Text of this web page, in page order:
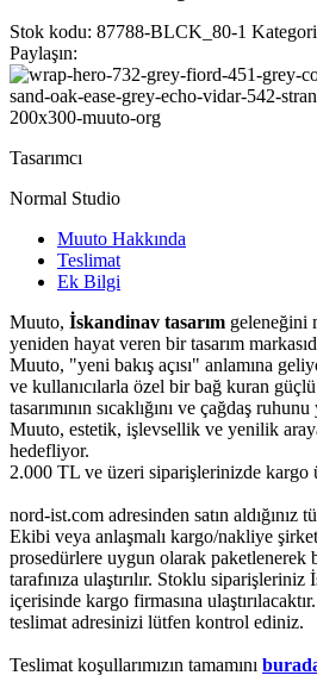
Stok kodu: 87788-BLCK_80-1
Paylaşın:
Tasarımcı
Normal Studio
Muuto Hakkında
Teslimat
Ek Bilgi
Muuto, İskandinav tasarım geleneğini
yeniden hayat veren bir tasarım
Muuto, "yeni bakış açısı" anlamına
ve kullanıcılarla özel bir bağ kuran
tasarımının sıcaklığını ve çağdaş
Muuto, estetik, işlevsellik ve yenilik
hedefliyor.
2.000 TL ve üzeri siparişlerinizde kargo
nord-ist.com adresinden satın aldığınız
Ekibi veya anlaşmalı kargo/nakliye
prosedürlere uygun olarak paketlenerek
tarafınıza ulaştırılır. Stoklu
içerisinde kargo firmasına
teslimat adresinizi lütfen kontrol ediniz.
Teslimat koşullarımızın tamamını